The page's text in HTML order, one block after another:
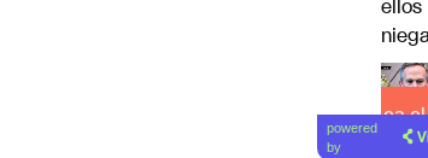
ellos
Lea el
powered
by